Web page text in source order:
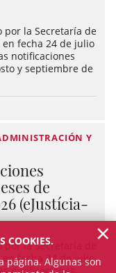
por la Secretaría de
fecha 24 de julio
notificaciones
y septiembre de
Y
de
(eJustícia-
la Secretaría de
fecha 24 de julio
COOKIES.
página. Algunas son
×